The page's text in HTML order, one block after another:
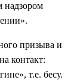
надзором
призыва и
контакт:
т.е. бесу.